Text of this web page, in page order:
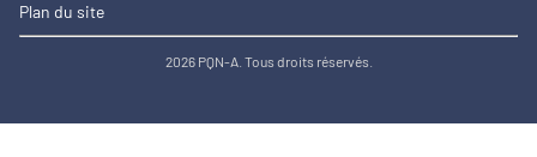
Plan du site
2026 PQN-A. Tous droits réservés.